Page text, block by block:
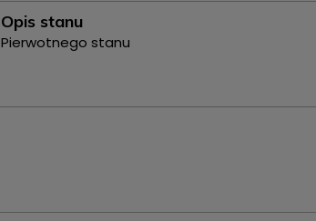
Opis stanu
Pierwotnego stanu